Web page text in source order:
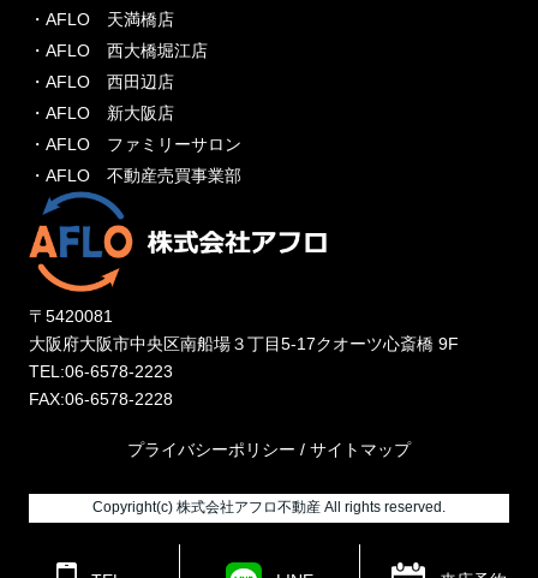
・AFLO 天満橋店
・AFLO 西大橋堀江店
・AFLO 西田辺店
・AFLO 新大阪店
・AFLO ファミリーサロン
・AFLO 不動産売買事業部
〒5420081
大阪府大阪市中央区南船場３丁目5-17クオーツ心斎橋 9F
TEL:06-6578-2223
FAX:06-6578-2228
プライバシーポリシー / サイトマップ
Copyright(c) 株式会社アフロ不動産 All rights reserved.